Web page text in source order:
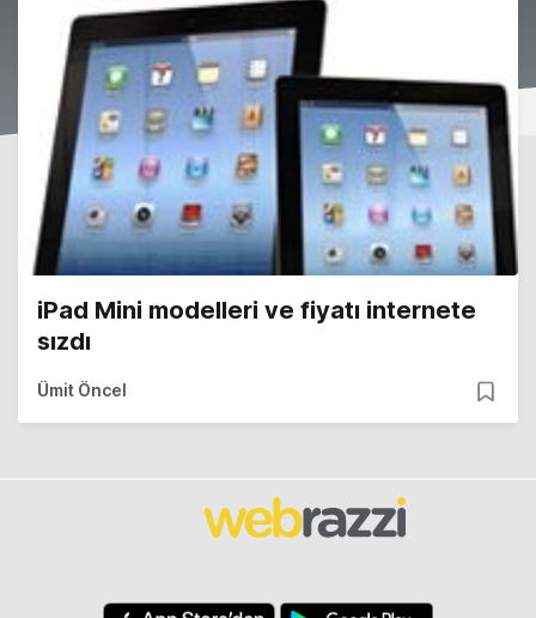
iPad Mini modelleri ve fiyatı internete
sızdı
Ümit Öncel